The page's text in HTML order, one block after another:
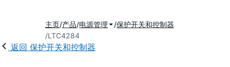
主页 产品 电源管理
保护开关和控制器
LTC4284
返回 保护开关和控制器